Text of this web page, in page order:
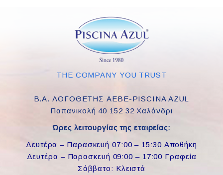
THE COMPANY YOU TRUST
Β.Α. ΛΟΓΟΘΕΤΗΣ ΑΕΒΕ-PISCINA AZUL
Παπανικολή 40 152 32 Χαλάνδρι
Ώρες λειτουργίας της εταιρείας:
Δευτέρα – Παρασκευή 07:00 – 15:30 Αποθήκη
Δευτέρα – Παρασκευή 09:00 – 17:00 Γραφεία
Σάββατο: Κλειστά